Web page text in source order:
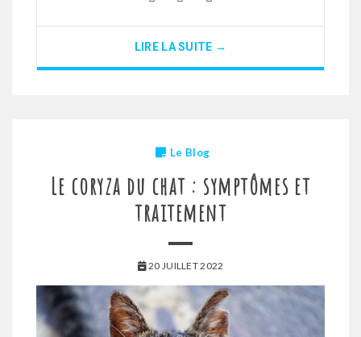
LIRE LA SUITE →
Le Blog
Le coryza du chat : symptômes et
traitement
20 JUILLET 2022